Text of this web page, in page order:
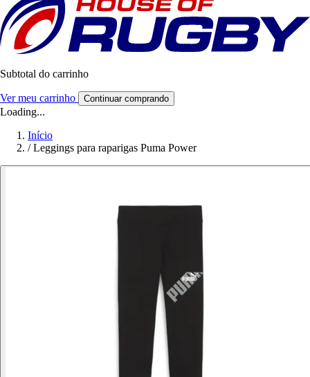
Subtotal do carrinho
Ver meu carrinho Continuar comprando
Loading...
Início
/ Leggings para raparigas Puma Power